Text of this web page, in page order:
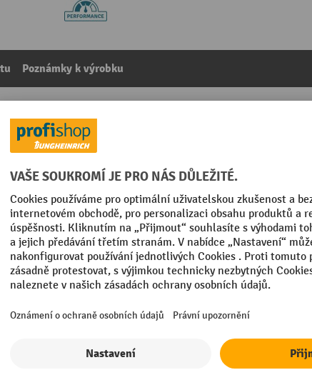
Poznámky k výrobku
z pozinkované oceli, antracit
Z kategorie:Poštovní schránky
antracitová
160 mm
Ocel
Segmentu
Výška
Šířka